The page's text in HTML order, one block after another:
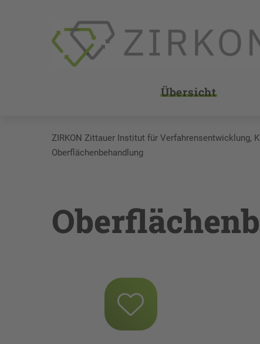
Übersicht
ZIRKON Zittauer Institut für
Oberflächenbehandlung